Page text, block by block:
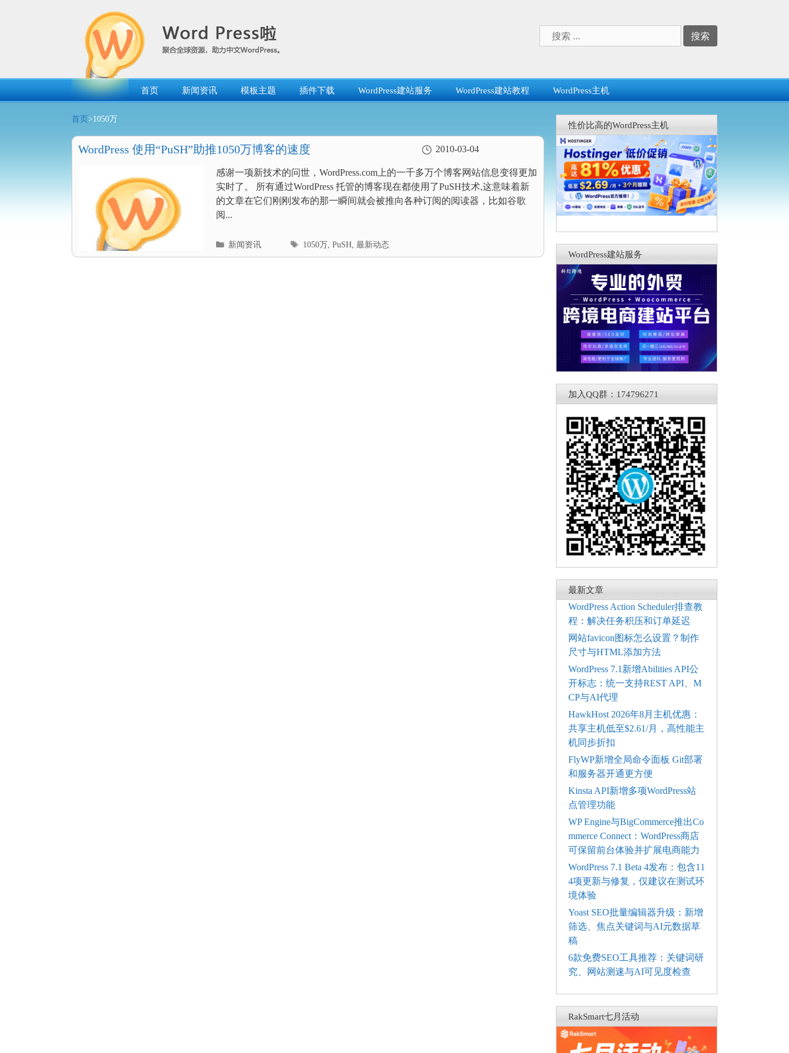
索：
首页 新闻资讯 模板主题 插件下载 WordPress建站服务 WordPress建站教程 WordPress主机
首页 >1050万
WordPress 使用“PuSH”助推1050万博客的速度 2010-03-04
感谢一项新技术的问世，WordPress.com上的一千多万个博客网站信息变得更加
实时了。 所有通过WordPress 托管的博客现在都使用了PuSH技术,这意味着新
的文章在它们刚刚发布的那一瞬间就会被推向各种订阅的阅读器，比如谷歌
阅...
分
类
新闻资讯
标
签
1050万,PuSH,最新动态
性价比高的WordPress主机
WordPress建站服务
加入QQ群：174796271
最新文章
WordPress Action Scheduler排查教
程：解决任务积压和订单延迟
网站favicon图标怎么设置？制作
尺寸与HTML添加方法
WordPress 7.1新增Abilities API公
开标志：统一支持REST API、M
CP与AI代理
HawkHost 2026年8月主机优惠：
共享主机低至$2.61/月，高性能主
机同步折扣
FlyWP新增全局命令面板 Git部署
和服务器开通更方便
Kinsta API新增多项WordPress站
点管理功能
WP Engine与BigCommerce推出Co
mmerce Connect：WordPress商店
可保留前台体验并扩展电商能力
WordPress 7.1 Beta 4发布：包含11
4项更新与修复，仅建议在测试环
境体验
Yoast SEO批量编辑器升级：新增
筛选、焦点关键词与AI元数据草
稿
6款免费SEO工具推荐：关键词研
究、网站测速与AI可见度检查
RakSmart七月活动